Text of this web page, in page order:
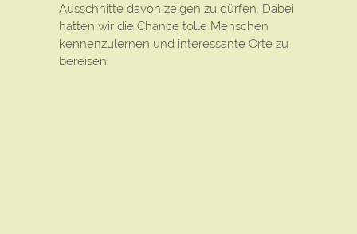
Ausschnitte davon zeigen zu dürfen. Dabei
hatten wir die Chance tolle Menschen
kennenzulernen und interessante Orte zu
bereisen.